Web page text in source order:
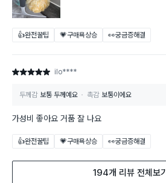
👍완전꿀팁 💗구매욕상승 👀궁금증해결
별점 5점 ilo****
두께감 보통 두께예요 촉감 보통이에요
가성비 좋아요 거품 잘 나요
👍완전꿀팁 💗구매욕상승 👀궁금증해결
194개 리뷰 전체보기